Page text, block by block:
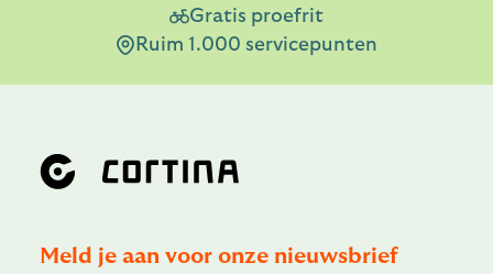
Gratis proefrit
Ruim 1.000 servicepunten
Meld je aan voor onze nieuwsbrief